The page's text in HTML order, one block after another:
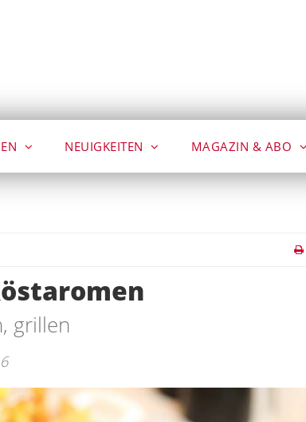
NEUIGKEITEN MAGAZIN & ABO
grillen